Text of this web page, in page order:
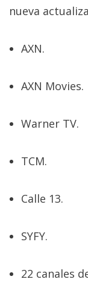
nueva
AXN.
AXN Movies.
Warner TV.
TCM.
Calle 13.
SYFY.
22 canales